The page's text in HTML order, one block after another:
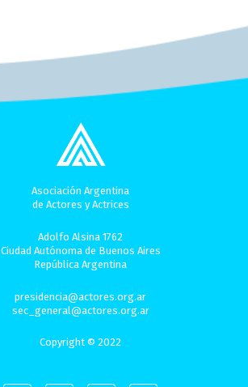
Asociación Argentina
de Actores y Actrices
Adolfo Alsina 1762
Ciudad Autónoma de Buenos Aires
República Argentina
presidencia@actores.org.ar
sec_general@actores.org.ar
Copyright © 2022